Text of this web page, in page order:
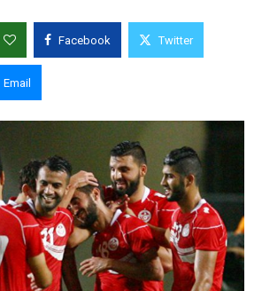
Facebook Twitter
Email